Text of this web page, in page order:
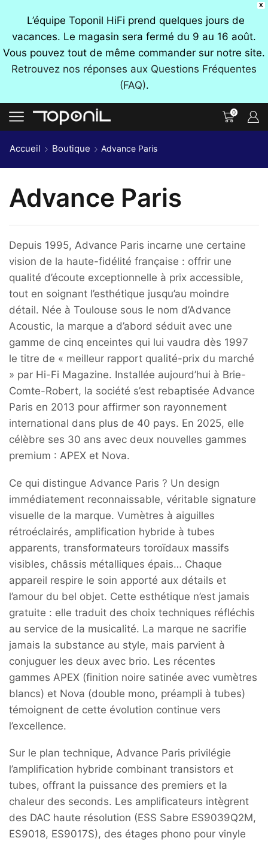
X
L’équipe Toponil HiFi prend quelques jours de
vacances. Le magasin sera fermé du 9 au 16 août.
Vous pouvez tout de même commander sur notre site.
Retrouvez nos réponses aux Questions Fréquentes
(FAQ).
0
Accueil Boutique Advance Paris
Advance Paris
Depuis 1995, Advance Paris incarne une certaine
vision de la haute-fidélité française : offrir une
qualité d’écoute exceptionnelle à prix accessible,
tout en soignant l’esthétique jusqu’au moindre
détail. Née à Toulouse sous le nom d’Advance
Acoustic, la marque a d’abord séduit avec une
gamme de cinq enceintes qui lui vaudra dès 1997
le titre de « meilleur rapport qualité-prix du marché
» par Hi-Fi Magazine. Installée aujourd’hui à Brie-
Comte-Robert, la société s’est rebaptisée Advance
Paris en 2013 pour affirmer son rayonnement
international dans plus de 40 pays. En 2025, elle
célèbre ses 30 ans avec deux nouvelles gammes
premium : APEX et Nova.
Ce qui distingue Advance Paris ? Un design
immédiatement reconnaissable, véritable signature
visuelle de la marque. Vumètres à aiguilles
rétroéclairés, amplification hybride à tubes
apparents, transformateurs toroïdaux massifs
visibles, châssis métalliques épais… Chaque
appareil respire le soin apporté aux détails et
l’amour du bel objet. Cette esthétique n’est jamais
gratuite : elle traduit des choix techniques réfléchis
au service de la musicalité. La marque ne sacrifie
jamais la substance au style, mais parvient à
conjuguer les deux avec brio. Les récentes
gammes APEX (finition noire satinée avec vumètres
blancs) et Nova (double mono, préampli à tubes)
témoignent de cette évolution continue vers
l’excellence.
Sur le plan technique, Advance Paris privilégie
l’amplification hybride combinant transistors et
tubes, offrant la puissance des premiers et la
chaleur des seconds. Les amplificateurs intègrent
des DAC haute résolution (ESS Sabre ES9039Q2M,
ES9018, ES9017S), des étages phono pour vinyle